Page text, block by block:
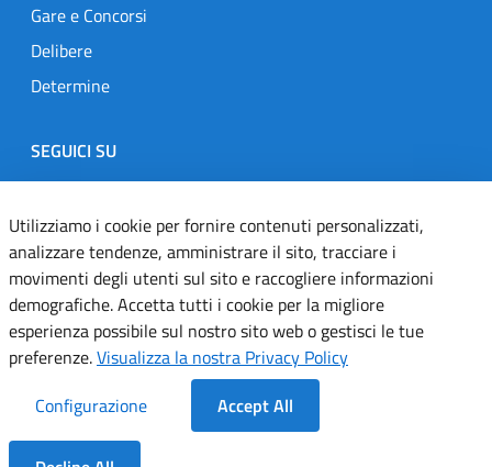
Gare e Concorsi
Delibere
Determine
SEGUICI SU
Designers Italia
TwitterInstagramYoutubeLinkedin
Dichiarazione di accessibilità
Informativa cookie
Note legali
Utilizziamo i cookie per fornire contenuti personalizzati,
analizzare tendenze, amministrare il sito, tracciare i
movimenti degli utenti sul sito e raccogliere informazioni
demografiche. Accetta tutti i cookie per la migliore
esperienza possibile sul nostro sito web o gestisci le tue
preferenze.Visualizza la nostra Privacy Policy
Configurazione
Accept All